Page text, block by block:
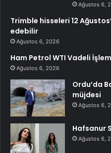
Ağustos 6,
Trimble hisseleri 12
edebilir
Ağustos 6, 2026
Ham Petrol WTI Vadeli
Ağustos 6, 2026
Ordu’da
müjdesi
Ağustos 6,
Hafsanur
Ağustos 6,